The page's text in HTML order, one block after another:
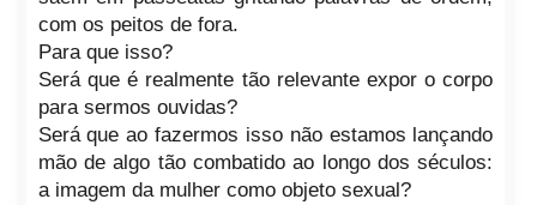
com os peitos de fora.
Para que isso?
Será que é realmente tão relevante expor o corpo
para sermos ouvidas?
Será que ao fazermos isso não estamos lançando
mão de algo tão combatido ao longo dos séculos:
a imagem da mulher como objeto sexual?